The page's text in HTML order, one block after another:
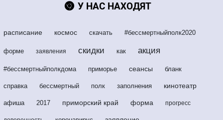
У НАС НАХОДЯТ
расписание космос скачать #бессмертныйполк2020
форме заявления скидки как акция
#бессмертныйполкдома приморье сеансы бланк
справка бессмертный полк заполнения кинотеатр
афиша 2017 приморский край форма прогресс